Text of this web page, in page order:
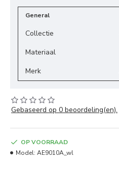
General
Collectie
Materiaal
Merk
Gebaseerd op 0 beoordeling(en).
OP VOORRAAD
Model: AE9010A_wl